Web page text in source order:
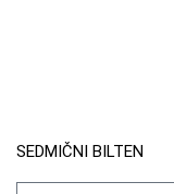
SEDMIČNI BILTEN